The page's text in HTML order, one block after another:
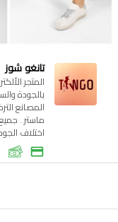
تانغو شوز
المتجر
بالجودة
المصانع
ماستر..
اختلاف